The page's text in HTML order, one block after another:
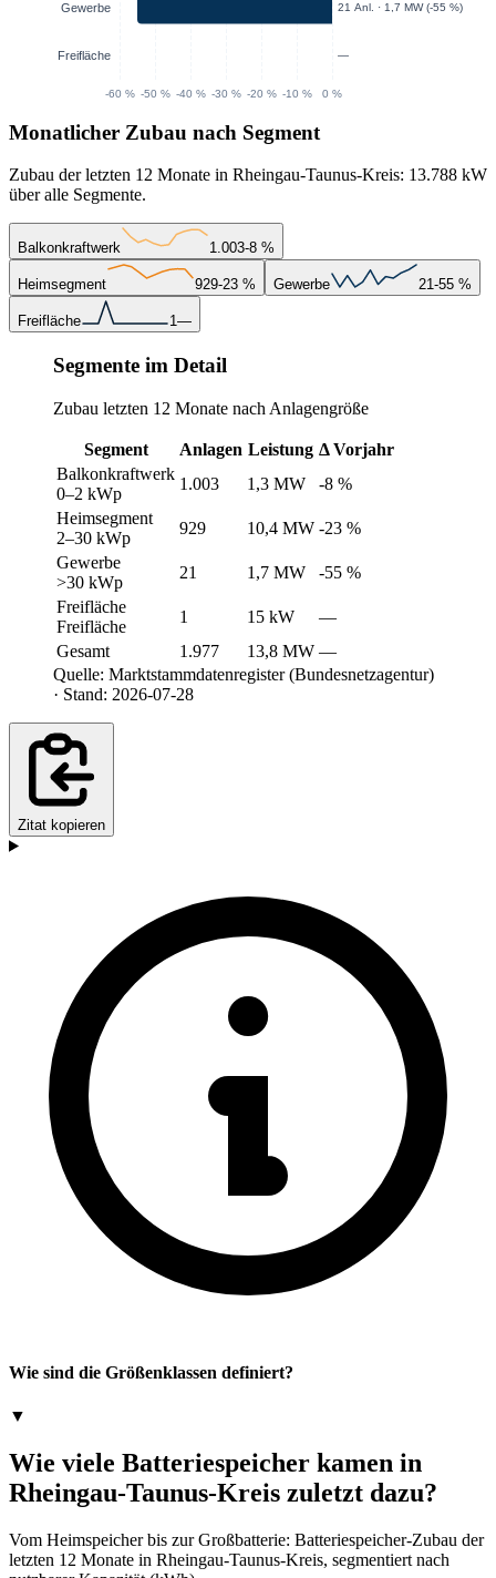
Monatlicher Zubau nach Segment
Zubau der letzten 12 Monate in Rheingau-Taunus-Kreis: 13.788 kW
über alle Segmente.
Balkonkraftwerk 1.003-8 %
Heimsegment 929-23 % Gewerbe 21-55 %
Freifläche 1—
Segmente im Detail
Zubau letzten 12 Monate nach Anlagengröße
Segment Anlagen Leistung Δ Vorjahr
Balkonkraftwerk
0–2 kWp
1.003 1,3 MW
-8 %
Heimsegment
2–30 kWp
929 10,4 MW -23 %
Gewerbe
>30 kWp
21 1,7 MW
-55 %
Freifläche
Freifläche
1 15 kW
—
Gesamt
1.977 13,8 MW —
Quelle: Marktstammdatenregister (Bundesnetzagentur)
· Stand: 2026-07-28
Zitat kopieren
Wie sind die Größenklassen definiert?
▼
Wie viele Batteriespeicher kamen in
Rheingau-Taunus-Kreis zuletzt dazu?
Vom Heimspeicher bis zur Großbatterie: Batteriespeicher-Zubau der
letzten 12 Monate in Rheingau-Taunus-Kreis, segmentiert nach